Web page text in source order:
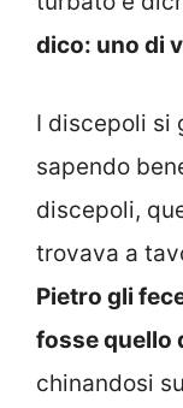
dico: uno di
I discepoli si
sapendo
discepoli,
trovava a
Pietro gli
fosse quello
chinandosi